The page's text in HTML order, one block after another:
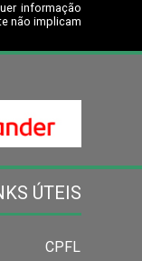
informação
não implicam
ÚTEIS
CPFL